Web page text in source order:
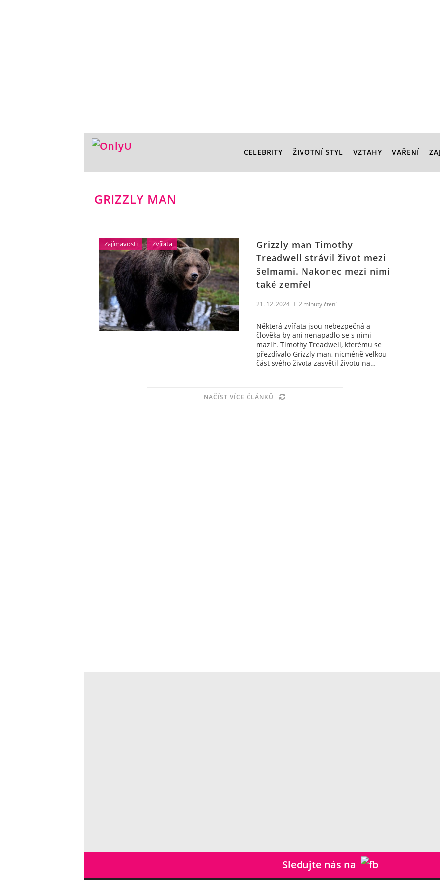
CELEBRITY ŽIVOTNÍ STYL VZTAHY VAŘENÍ
GRIZZLY MAN
Zajímavosti Zvířata
Grizzly man Timothy
Treadwell strávil život mezi
šelmami. Nakonec mezi nimi
také zemřel
21. 12. 2024 2 minuty čtení
Některá zvířata jsou nebezpečná a
člověka by ani nenapadlo se s nimi
mazlit. Timothy Treadwell, kterému se
přezdívalo Grizzly man, nicméně velkou
část svého života zasvětil životu na…
NAČÍST VÍCE ČLÁNKŮ
Sledujte nás na